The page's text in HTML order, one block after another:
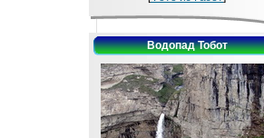
Водопад Тобот